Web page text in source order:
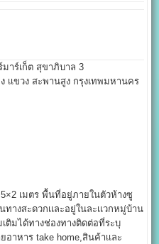
าร์เก็ต สุขาภิบาล 3
เเขวง สะพานสูง กรุงเทพมหานคร
เมตร พื้นที่อยู่ภายในตัวห้างซู
างสะดวกเเละอยู่ในละเเวกหมู่บ้าน
ติมได้ทางช่องทางติดต่อที่ระบุ
าหาร take home,สินค้าเเละ